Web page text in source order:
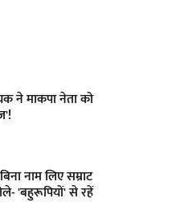
ने माकपा नेता को
नाम लिए सम्राट
'बहुरूपियों' से रहें